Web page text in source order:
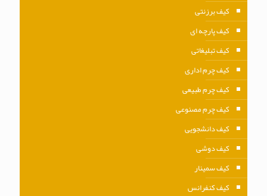
کیف برزنتی
کیف پارچه ای
کیف تبلیغاتی
کیف چرم اداری
کیف چرم طبیعی
کیف چرم مصنوعی
کیف دانشجویی
کیف دوشی
کیف سمینار
کیف کنفرانس